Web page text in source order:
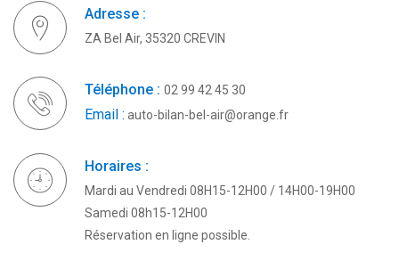
Adresse :
ZA Bel Air, 35320 CREVIN
Téléphone : 02 99 42 45 30
Email : auto-bilan-bel-air@orange.fr
Horaires :
Mardi au Vendredi 08H15-12H00 / 14H00-19H00
Samedi 08h15-12H00
Réservation en ligne possible.